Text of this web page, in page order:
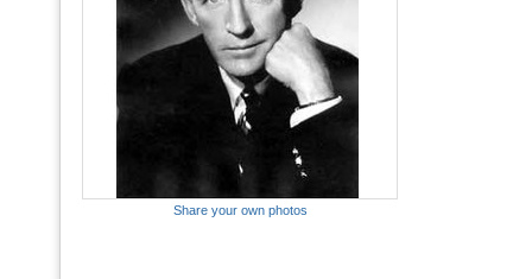
Share your own photos